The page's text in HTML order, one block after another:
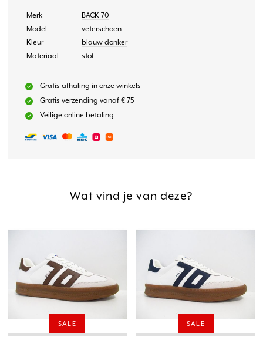
Merk
BACK 70
Model
veterschoen
Kleur
blauw donker
Materiaal
stof
Gratis afhaling in onze winkels
Gratis verzending vanaf € 75
Veilige online betaling
Wat vind je van deze?
SALE SALE